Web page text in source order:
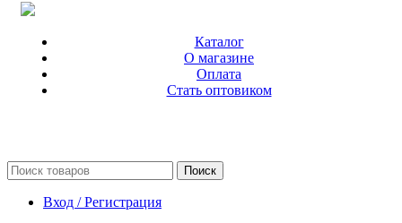
Каталог
О магазине
Оплата
Стать оптовиком
Поиск
Вход / Регистрация